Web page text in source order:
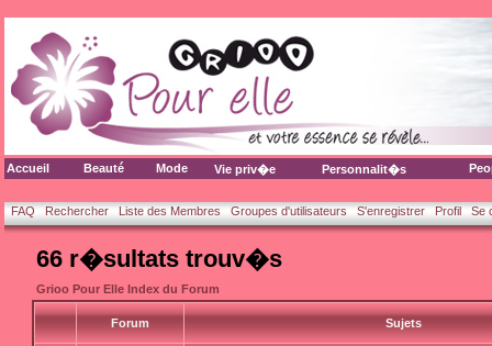
Accueil Beauté Mode Vie priv�e Personnalit�s
FAQ Rechercher Liste des Membres Groupes d'utilisateurs S'enregistrer Profil Se
66 r�sultats trouv�s
Grioo Pour Elle Index du Forum
Forum Sujets